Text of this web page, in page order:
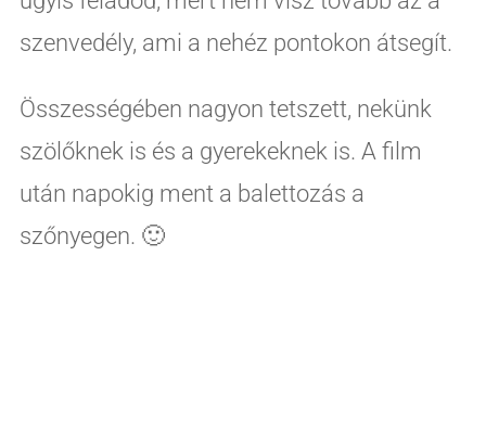
szenvedély, ami a nehéz pontokon átsegít.
Összességében nagyon tetszett, nekünk
szölőknek is és a gyerekeknek is. A film
után napokig ment a balettozás a
szőnyegen. 🙂